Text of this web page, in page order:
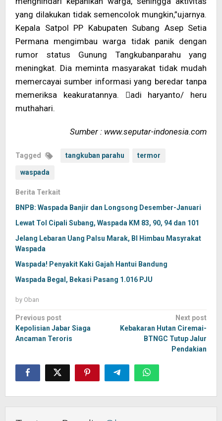
yang dilakukan tidak semencolok mungkin,”ujarnya.
Kepala Satpol PP Kabupaten Subang Asep Setia
Permana mengimbau warga tidak panik dengan
rumor status Gunung Tangkubanparahu yang
meningkat. Dia meminta masyarakat tidak mudah
memercayai sumber informasi yang beredar tanpa
memeriksa keakuratannya. adi haryanto/ heru
muthahari.
Sumber : www.seputar-indonesia.com
Tagged tangkuban parahu termor
waspada
Berita Terkait
BNPB: Waspada Banjir dan Longsong Desember-Januari
Lewat Tol Cipali Subang, Waspada KM 83, 90, 94 dan 101
Jelang Lebaran Uang Palsu Marak, BI Himbau Masyrakat
Waspada
Waspada! Penyakit Kaki Gajah Hantui Bandung
Waspada Begal, Bekasi Pasang 1.016 PJU
by Oban
Post
navigation
Previous post
Kepolisian Jabar Siaga
Ancaman Teroris
Next post
Kebakaran Hutan Ciremai-
BTNGC Tutup Jalur
Pendakian